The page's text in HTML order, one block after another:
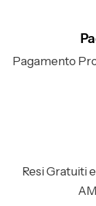
Pagamento
Resi Gratuiti